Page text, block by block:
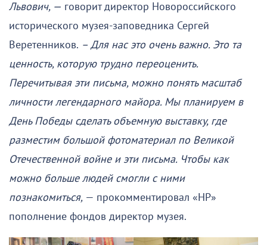
Львович, — говорит директор Новороссийского
исторического музея-заповедника Сергей
Веретенников. – Для нас это очень важно. Это та
ценность, которую трудно переоценить.
Перечитывая эти письма, можно понять масштаб
личности легендарного майора. Мы планируем в
День Победы сделать объемную выставку, где
разместим большой фотоматериал по Великой
Отечественной войне и эти письма. Чтобы как
можно больше людей смогли с ними
познакомиться, — прокомментировал «НР»
пополнение фондов директор музея.